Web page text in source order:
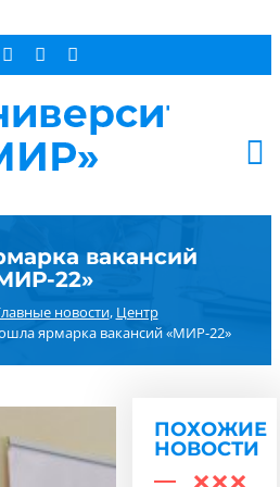
вакансий
22»
новости, Центр
ярмарка вакансий «МИР-22»
ПОХОЖИЕ
НОВОСТИ